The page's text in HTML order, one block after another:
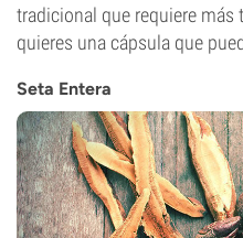
tradicional que requiere más
quieres una cápsula que
Seta Entera